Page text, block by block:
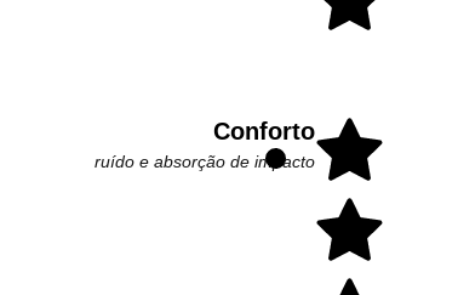
Conforto
ruído e absorção de impacto